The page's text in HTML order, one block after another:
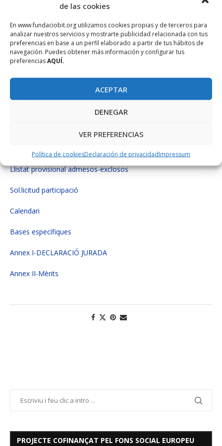
de las cookies
En www.fundaciobit.org utilizamos cookies propias y de terceros para
analizar nuestros servicios y mostrarte publicidad relacionada con tus
preferencias en base a un perfil elaborado a partir de tus hábitos de
navegación. Puedes obtener más información y configurar tus
preferenciasAQUÍ.
ACEPTAR
DENEGAR
VER PREFERENCIAS
Política de cookiesDeclaración de privacidadImpressum
• Facilitamos por la conciliación de la vida laboral y familiar.
Documentación
Llistat definitiu puntuacions finals (NOU)
Llistat provisional puntuacions finals
Llistat provisional admesos-exclosos
Sol.licitud participació
Calendari
Bases específiques
Annex I-DECLARACIÓ JURADA
Annex II-Mèrits
PROJECTE COFINANÇAT PEL FONS SOCIAL EUROPEU